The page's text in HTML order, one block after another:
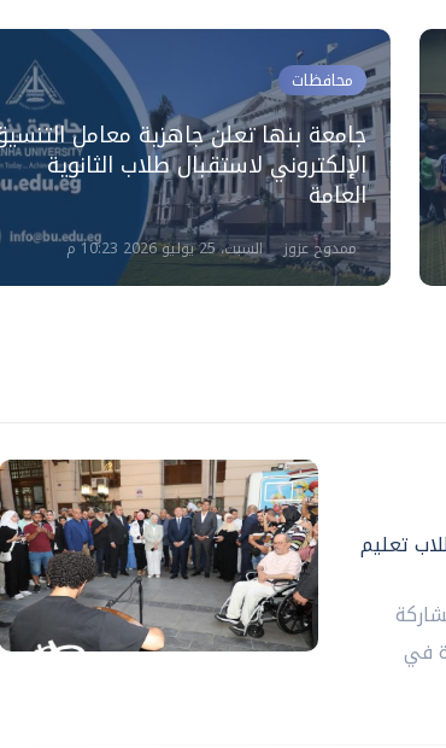
محافظات
جامعة بنها تعلن جاهزية معامل
الإلكتروني لاستقبال طلاب الثانوية
العامة
ممدوح عزوز السبت، 25 يوليو 2026 10:23 م
تعليم
في